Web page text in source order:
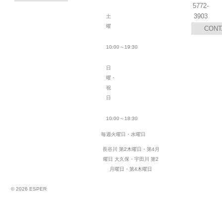
土
曜
10:00～19:30
日
曜・
祝
日
10:00～18:30
毎週火曜日・水曜日
長谷川 第2木曜日・第4月
曜日 大久保・宇田川 第2
月曜日・第4木曜日
5772-
3903
© 2026 ESPER